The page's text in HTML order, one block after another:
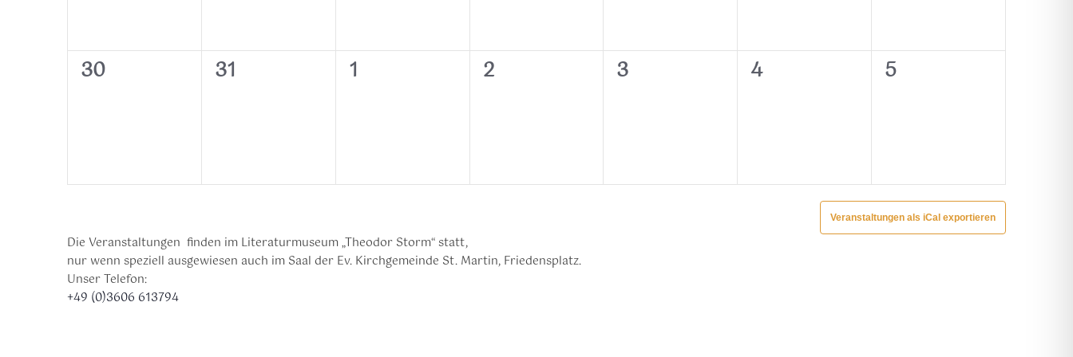
0
30
0
31
0
1
0
2
0
3
0
4
0
5
Veranstaltungen als iCal exportieren
Die Veranstaltungen finden im Literaturmuseum „Theodor Storm“ statt,
nur wenn speziell ausgewiesen auch im Saal der Ev. Kirchgemeinde St. Martin, Friedensplatz.
Unser Telefon:
+49 (0)3606 613794